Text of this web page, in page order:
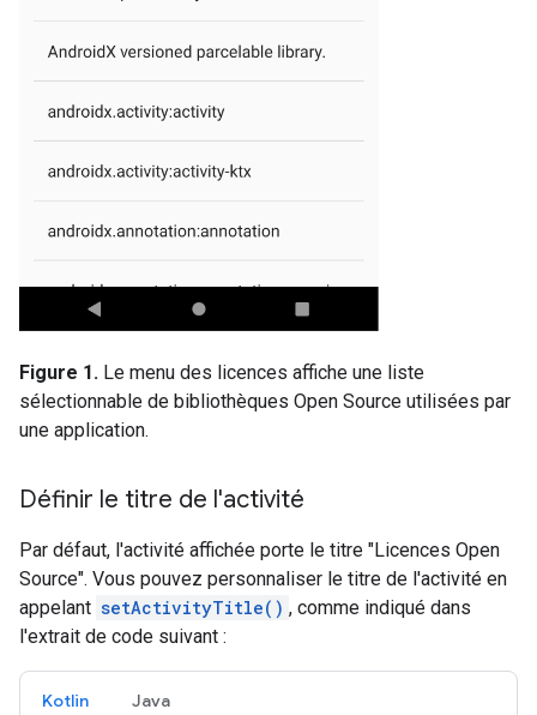
Figure 1. Le menu des licences affiche une liste
sélectionnable de bibliothèques Open Source utilisées par
une application.
Définir le titre de l'activité
Par défaut, l'activité affichée porte le titre "Licences Open
Source". Vous pouvez personnaliser le titre de l'activité en
appelant setActivityTitle() , comme indiqué dans
l'extrait de code suivant :
Kotlin Java